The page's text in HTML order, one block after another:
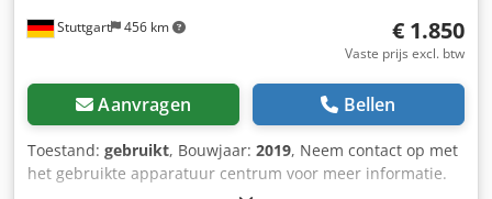
Stuttgart 456 km € 1.850
Vaste prijs excl. btw
Aanvragen Bellen
Toestand: gebruikt, Bouwjaar: 2019, Neem contact op met
het gebruikte apparatuur centrum voor meer informatie.